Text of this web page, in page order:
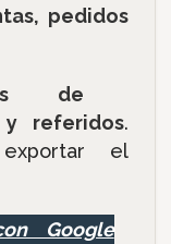
pedidos
de
referidos.
el
Google